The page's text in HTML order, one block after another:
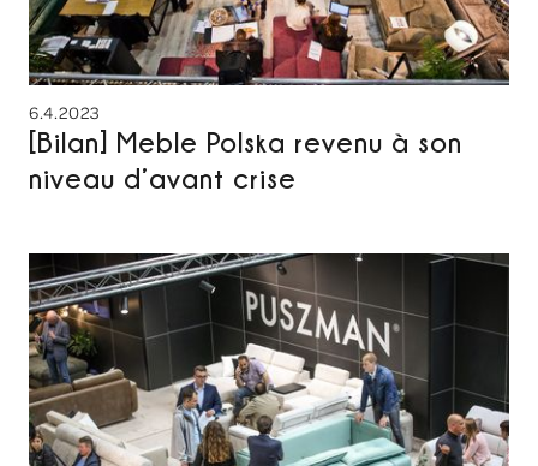
6.4.2023
[Bilan] Meble Polska revenu à son
niveau d’avant crise